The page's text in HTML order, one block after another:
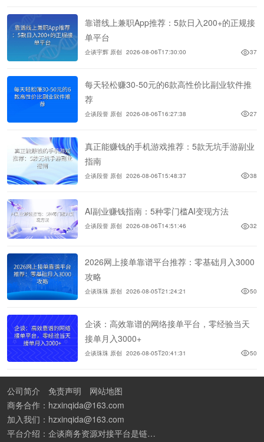
靠谱线上兼职App推荐：5款日入200+的正规接
单平台
企谈宇辉 原创 2026-08-06T17:30:00 37
每天轻松赚30-50元的6款高性价比副业软件推
荐
企谈段誉 原创 2026-08-06T16:27:38 27
真正能赚钱的手机游戏推荐：5款无坑手游副业
指南
企谈段誉 原创 2026-08-06T15:48:37 38
AI副业赚钱指南：5种零门槛AI变现方法
企谈段誉 原创 2026-08-06T14:51:46 32
2026网上接单靠谱平台推荐：零基础月入3000
攻略
企谈珠珠 原创 2026-08-05T21:24:21 50
企谈：高效靠谱的网络接单平台，零经验当天
接单月入3000+
企谈珠珠 原创 2026-08-05T20:41:31 50
公司简介 免责声明
网站地图
商务合作：hzxinqida@163.com
加入我们：hzxinqida@163.com
平台介绍：企谈商务资源对接平台是链接资源人脉与客户的平台,也是地推app接任务平台、地推拉新团队接单平台。平台汇聚100W+商务资源，地推拉新、APP推广、BD异业合作等业务可免费发布。同时全国的地推团队和个人都可在地推接单平台找到赚钱项目和分享交流地推问题。